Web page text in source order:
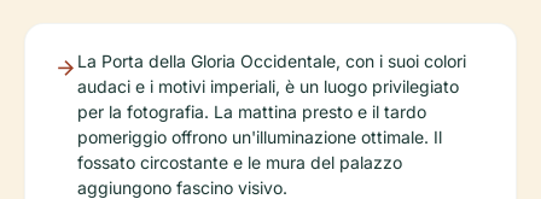
La Porta della Gloria Occidentale, con i suoi colori
audaci e i motivi imperiali, è un luogo privilegiato
per la fotografia. La mattina presto e il tardo
pomeriggio offrono un'illuminazione ottimale. Il
fossato circostante e le mura del palazzo
aggiungono fascino visivo.